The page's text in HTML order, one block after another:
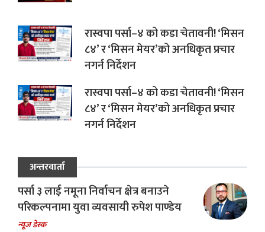
रास्वपा पर्सा–४ को कडा चेतावनी! ‘मिसन
८४’ र ‘मिसन मेयर’को अनधिकृत प्रचार
नगर्न निर्देशन
रास्वपा पर्सा–४ को कडा चेतावनी! ‘मिसन
८४’ र ‘मिसन मेयर’को अनधिकृत प्रचार
नगर्न निर्देशन
अन्तरवार्ता
पर्सा ३ लाई नमूना निर्वाचन क्षेत्र बनाउने
परिकल्पनामा युवा व्यवसायी रुपेश पाण्डेय
न्यूज डेस्क